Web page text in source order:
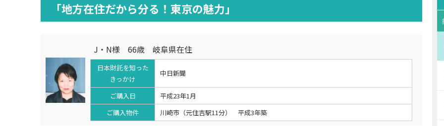
「地方在住だから分る！東京の魅力」
J・N様 66歳 岐阜県在住
日本財託を知った
きっかけ
中日新聞
ご購入日
平成23年1月
ご購入物件
川崎市（元住吉駅11分） 平成3年築